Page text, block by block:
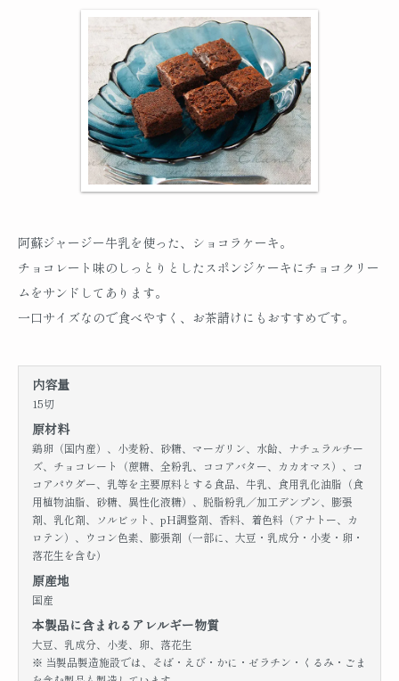
阿蘇ジャージー牛乳を使った、ショコラケーキ。
チョコレート味のしっとりとしたスポンジケーキにチョコクリー
ムをサンドしてあります。
一口サイズなので食べやすく、お茶請けにもおすすめです。
内容量
15切
原材料
鶏卵（国内産）、小麦粉、砂糖、マーガリン、水飴、ナチュラルチー
ズ、チョコレート（蔗糖、全粉乳、ココアバター、カカオマス）、コ
コアパウダー、乳等を主要原料とする食品、牛乳、食用乳化油脂（食
用植物油脂、砂糖、異性化液糖）、脱脂粉乳／加工デンプン、膨張
剤、乳化剤、ソルビット、pH調整剤、香料、着色料（アナトー、カ
ロテン）、ウコン色素、膨張剤（一部に、大豆・乳成分・小麦・卵・
落花生を含む）
原産地
国産
本製品に含まれるアレルギー物質
大豆、乳成分、小麦、卵、落花生
※ 当製品製造施設では、そば・えび・かに・ゼラチン・くるみ・ごま